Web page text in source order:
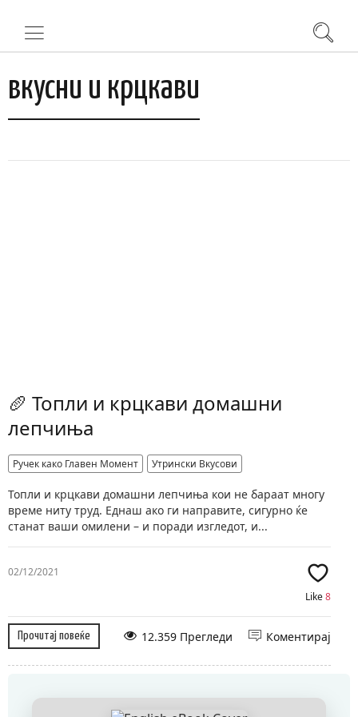
вкусни и крцкави
🥖 Топли и крцкави домашни
лепчиња
Ручек како Главен Момент Утрински Вкусови
Топли и крцкави домашни лепчиња кои не бараат многу
време ниту труд. Еднаш ако ги направите, сигурно ќе
станат ваши омилени – и поради изгледот, и...
02/12/2021
Like8
Прочитај повеќе Коментирај
12.359 Прегледи